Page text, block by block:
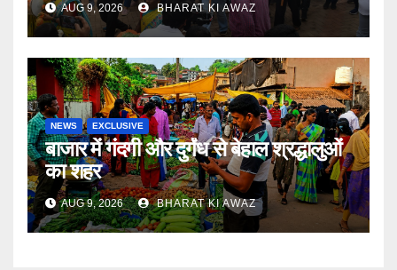
AUG 9, 2026 BHARAT KI AWAZ
NEWS EXCLUSIVE
बाजार में गंदगी और दुर्गंध से बेहाल श्रद्धालुओं
का शहर
AUG 9, 2026 BHARAT KI AWAZ